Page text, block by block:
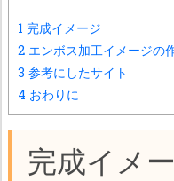
1 完成イメージ
2 エンボス加工イメージの
3 参考にしたサイト
4 おわりに
完成イメ